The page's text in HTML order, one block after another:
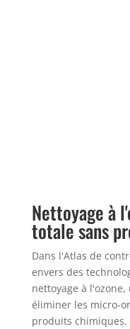
Nettoyage à
totale sans
Dans l'Atlas de
envers des
nettoyage à
éliminer les micro-
produits chimiques.